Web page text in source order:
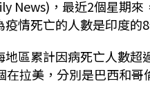
News)，最近2個星期
情死亡的人數是印度的8
區累計因病死亡人數
拉美，分別是巴西和